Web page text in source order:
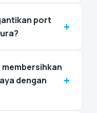
port
+
dengan
+